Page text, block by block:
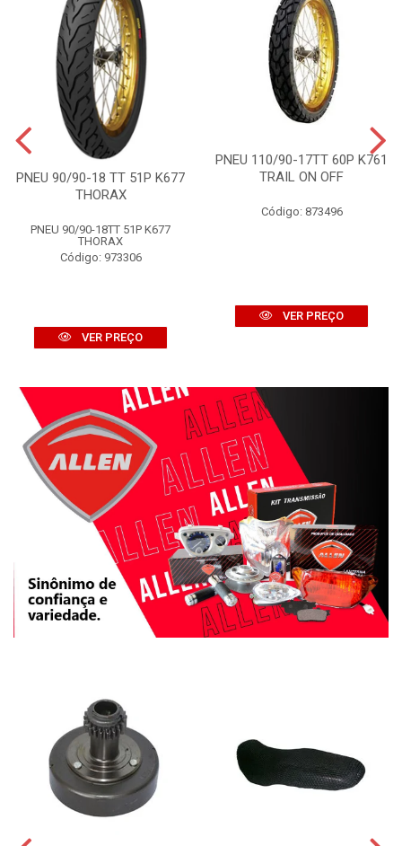
PNEU 90/90-18 TT 51P K677
THORAX
PNEU 90/90-18TT 51P K677
THORAX
Código: 973306
VER PREÇO
PNEU 110/90-17TT 60P K761
TRAIL ON OFF
Código: 873496
VER PREÇO